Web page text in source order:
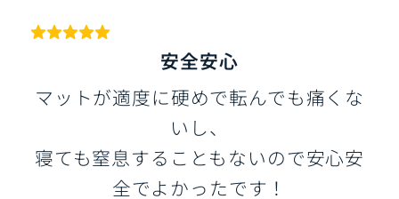
安全安心
マットが適度に硬めで転んでも痛くな
いし、
寝ても窒息することもないので安心安
全でよかったです！